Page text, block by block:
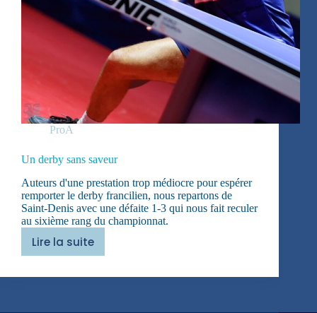
ProA
Un derby sans saveur
Auteurs d'une prestation trop médiocre pour espérer
remporter le derby francilien, nous repartons de
Saint-Denis avec une défaite 1-3 qui nous fait reculer
au sixième rang du championnat.
Lire la suite
Un
sans